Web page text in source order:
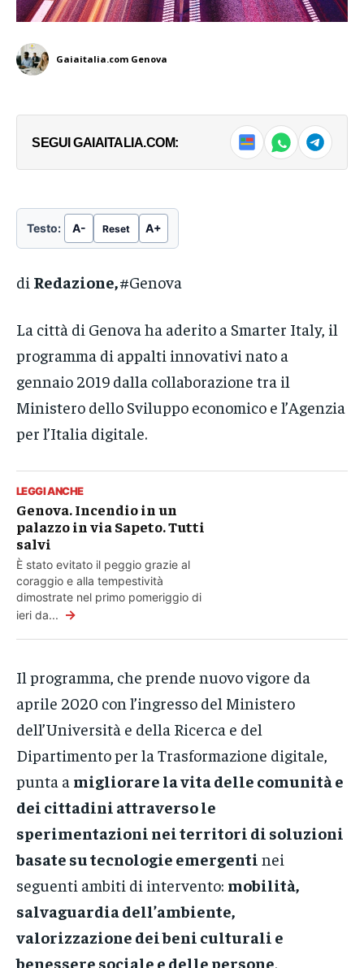
Gaiaitalia.com Genova
SEGUI GAIAITALIA.COM:
Testo: A- Reset A+
di Redazione,#Genova
La città di Genova ha aderito a Smarter Italy, il
programma di appalti innovativi nato a
gennaio 2019 dalla collaborazione tra il
Ministero dello Sviluppo economico e l’Agenzia
per l’Italia digitale.
LEGGI ANCHE
Genova. Incendio in un
palazzo in via Sapeto. Tutti
salvi
È stato evitato il peggio grazie al
coraggio e alla tempestività
dimostrate nel primo pomeriggio di
ieri da... →
Il programma, che prende nuovo vigore da
aprile 2020 con l’ingresso del Ministero
dell’Università e della Ricerca e del
Dipartimento per la Trasformazione digitale,
punta a migliorare la vita delle comunità e
dei cittadini attraverso le
sperimentazioni nei territori di soluzioni
basate su tecnologie emergenti nei
seguenti ambiti di intervento: mobilità,
salvaguardia dell’ambiente,
valorizzazione dei beni culturali e
benessere sociale e delle persone.